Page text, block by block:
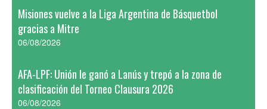
Misiones vuelve a la Liga Argentina de Básquetbol
gracias a Mitre
06/08/2026
AFA-LPF: Unión le ganó a Lanús y trepó a la zona de
clasificación del Torneo Clausura 2026
06/08/2026